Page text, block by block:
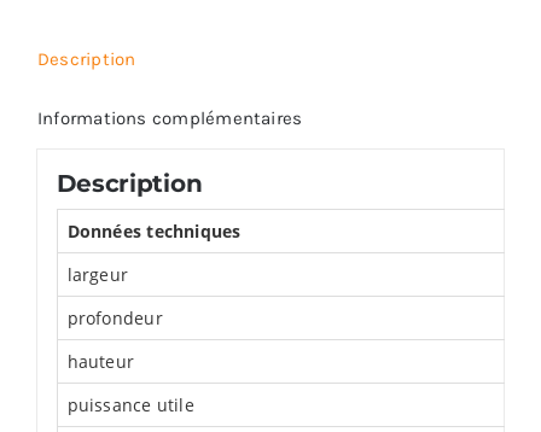
Description
Informations complémentaires
Description
Données techniques
largeur
profondeur
hauteur
puissance utile